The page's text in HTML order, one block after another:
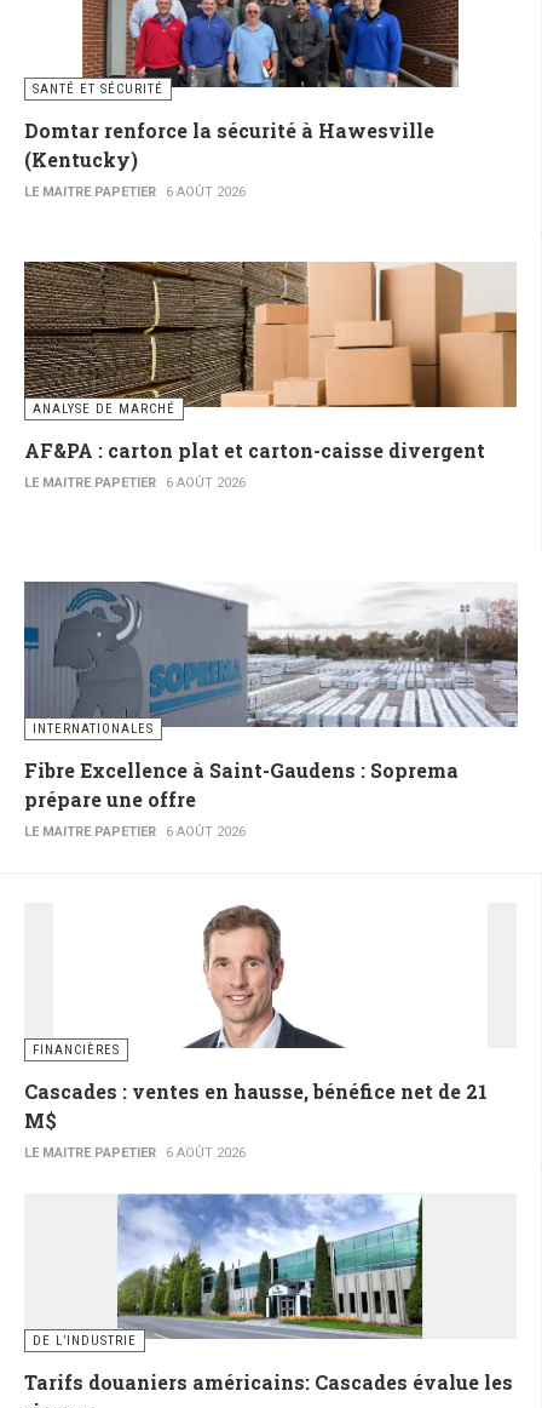
SANTÉ ET SÉCURITÉ
Domtar renforce la sécurité à Hawesville
(Kentucky)
LE MAITRE PAPETIER 6 AOÛT 2026
ANALYSE DE MARCHÉ
AF&PA : carton plat et carton-caisse divergent
LE MAITRE PAPETIER 6 AOÛT 2026
INTERNATIONALES
Fibre Excellence à Saint-Gaudens : Soprema
prépare une offre
LE MAITRE PAPETIER 6 AOÛT 2026
FINANCIÈRES
Cascades : ventes en hausse, bénéfice net de 21
M$
LE MAITRE PAPETIER 6 AOÛT 2026
DE L’INDUSTRIE
Tarifs douaniers américains: Cascades évalue les